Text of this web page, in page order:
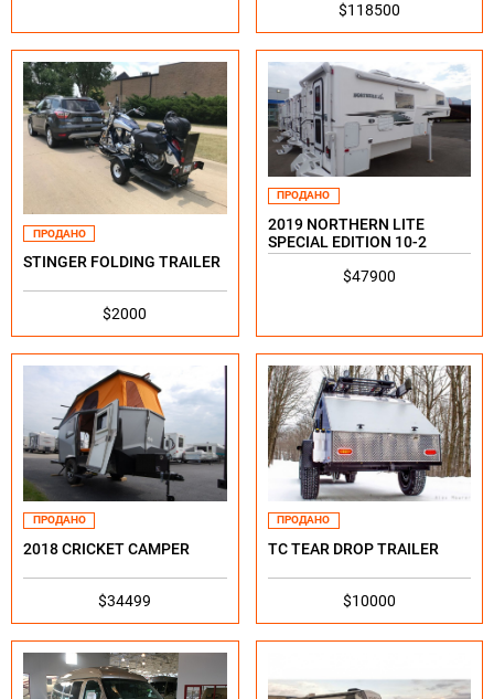
$118500
ПРОДАНО
STINGER FOLDING TRAILER
$2000
ПРОДАНО
2019 NORTHERN LITE
SPECIAL EDITION 10-2
$47900
ПРОДАНО
2018 CRICKET CAMPER
$34499
ПРОДАНО
TC TEAR DROP TRAILER
$10000